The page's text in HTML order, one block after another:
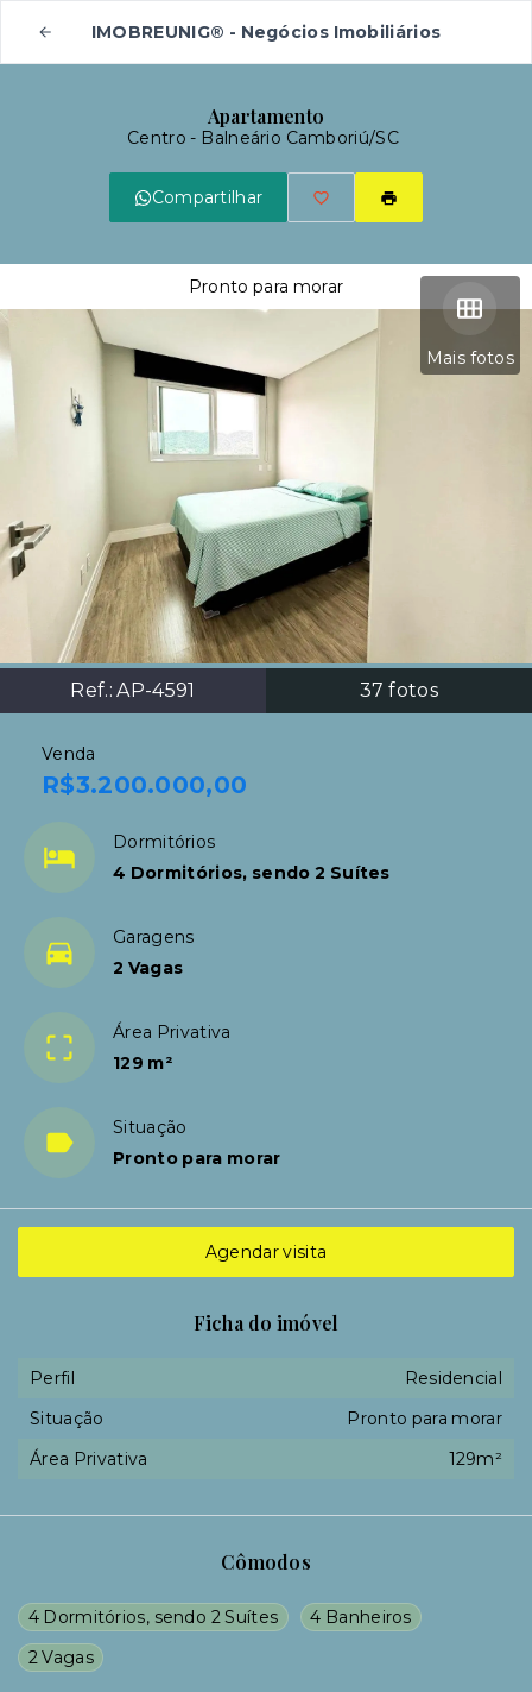
IMOBREUNIG® - Negócios Imobiliários
Apartamento
Centro - Balneário Camboriú/SC
Compartilhar
Mais fotos
Ref.:AP-4591 37 fotos
Pronto para morar
Venda
R$3.200.000,00
Dormitórios
4 Dormitórios, sendo 2 Suítes
Garagens
2 Vagas
Área Privativa
129 m²
Situação
Pronto para morar
Cômodos
4 Dormitórios, sendo 2 Suítes
4 Banheiros
2 Vagas
Agendar visita
Ficha do imóvel
Perfil
Residencial
Situação
Pronto para morar
Área Privativa
129m²